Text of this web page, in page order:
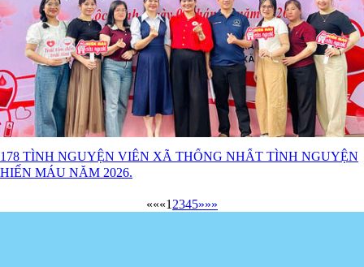
178 TÌNH NGUYỆN VIÊN XÃ THỐNG NHẤT TÌNH NGUYỆN
HIẾN MÁU NĂM 2026.
«««1 2345»»»